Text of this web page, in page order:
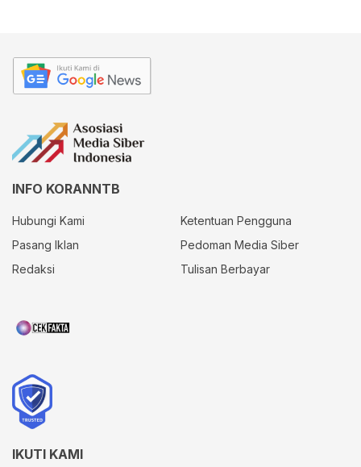
INFO KORANNTB
Hubungi Kami
Ketentuan Pengguna
Pasang Iklan
Pedoman Media Siber
Redaksi
Tulisan Berbayar
IKUTI KAMI